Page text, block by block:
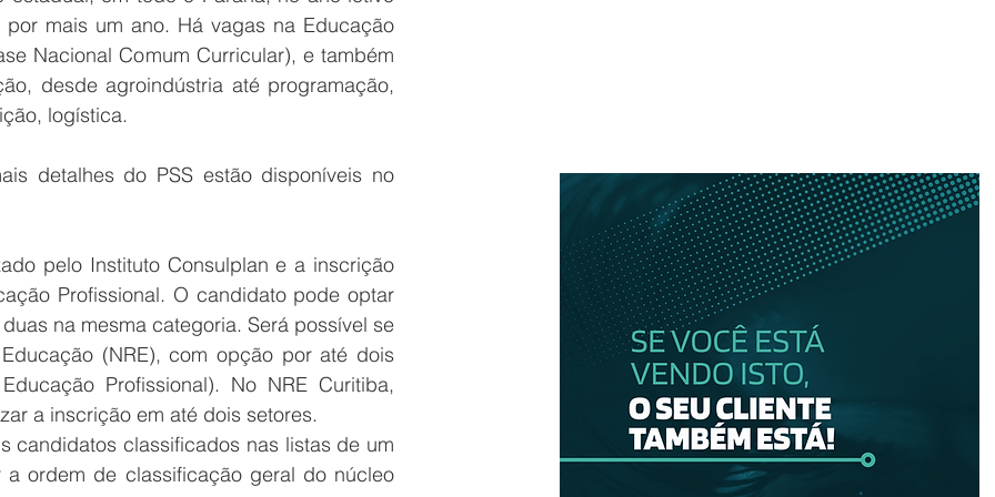
mais um ano. Há vagas na Educação
Nacional Comum Curricular), e também
desde agroindústria até programação,
logística.
detalhes do PSS estão disponíveis no
pelo Instituto Consulplan e a inscrição
Profissional. O candidato pode optar
na mesma categoria. Será possível se
(NRE), com opção por até dois
Profissional). No NRE Curitiba,
a inscrição em até dois setores.
candidatos classificados nas listas de um
ordem de classificação geral do núcleo